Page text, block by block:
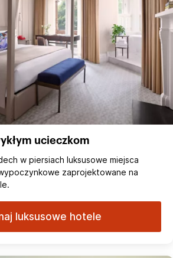
ucieczkom
w piersiach luksusowe miejsca
zaprojektowane na
luksusowe hotele